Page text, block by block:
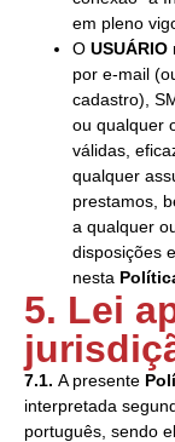
em pleno
O USUÁRIO
por e-mail
cadastro),
ou qualquer
válidas,
qualquer
prestamos,
a qualquer
disposições
nesta
5. Lei
7.1. A presente
interpretada
português, sendo